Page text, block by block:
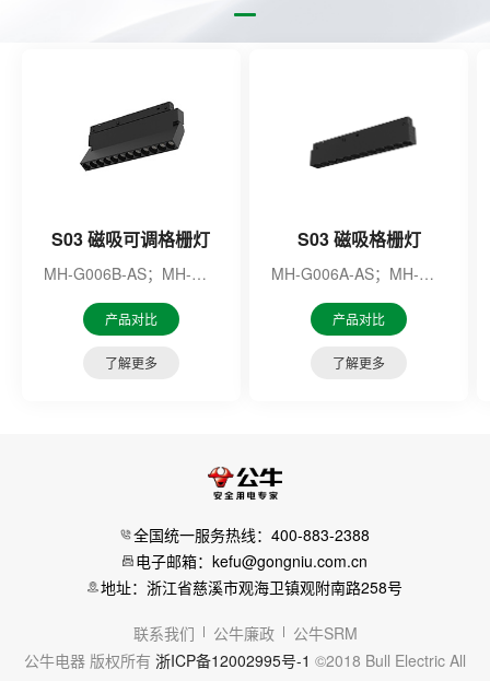
S03 磁吸可调格栅灯
MH-G006B-AS；MH-G012C-AS；MH-G006B-ME；MH-G012C-ME
产品对比
了解更多
S03 磁吸格栅灯
MH-G006A-AS；MH-G012B-AS；MH-G006A-ME；MH-G012B-ME
产品对比
了解更多
全国统一服务热线：400-883-2388
电子邮箱：kefu@gongniu.com.cn
地址：浙江省慈溪市观海卫镇观附南路258号
联系我们 公牛廉政
公牛SRM
公牛电器 版权所有 浙ICP备12002995号-1 ©2018 Bull Electric All